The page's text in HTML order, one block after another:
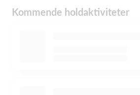
Kommende holdaktiviteter